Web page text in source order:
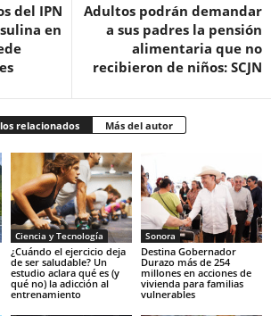
del IPN
en
Adultos podrán demandar
a sus padres la pensión
alimentaria que no
recibieron de niños: SCJN
relacionados Más del autor
Ciencia y Tecnología
¿Cuándo el ejercicio deja
de ser saludable? Un
estudio aclara qué es (y
qué no) la adicción al
entrenamiento
Sonora
Destina Gobernador
Durazo más de 254
millones en acciones de
vivienda para familias
vulnerables